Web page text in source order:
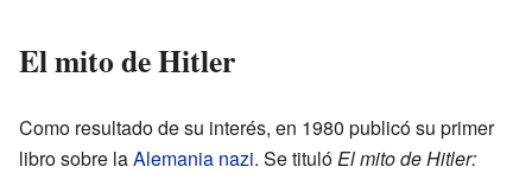
El mito de Hitler
Como resultado de su interés, en 1980 publicó su primer
libro sobre laAlemania nazi. Se titulóEl mito de Hitler: